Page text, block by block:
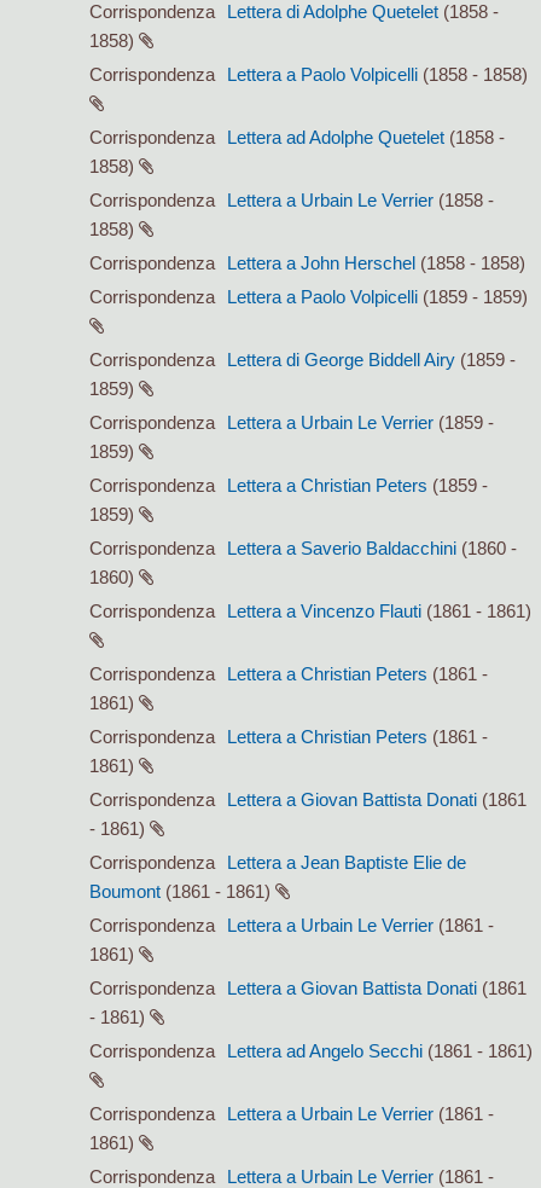
Corrispondenza
Lettera di Adolphe Quetelet (1858 -
1858)
Corrispondenza
Lettera a Paolo Volpicelli (1858 - 1858)
Corrispondenza Lettera ad Adolphe Quetelet (1858 -
1858)
Corrispondenza
Lettera a Urbain Le Verrier (1858 -
1858)
Corrispondenza
Lettera a John Herschel (1858 - 1858)
Corrispondenza
Lettera a Paolo Volpicelli (1859 - 1859)
Corrispondenza Lettera di George Biddell Airy (1859 -
1859)
Corrispondenza
Lettera a Urbain Le Verrier (1859 -
1859)
Corrispondenza
Lettera a Christian Peters (1859 -
1859)
Corrispondenza
Lettera a Saverio Baldacchini (1860 -
1860)
Corrispondenza
Lettera a Vincenzo Flauti (1861 - 1861)
Corrispondenza Lettera a Christian Peters (1861 -
1861)
Corrispondenza
Lettera a Christian Peters (1861 -
1861)
Corrispondenza
Lettera a Giovan Battista Donati (1861
- 1861)
Corrispondenza
Lettera a Jean Baptiste Elie de
Boumont (1861 - 1861)
Corrispondenza
Lettera a Urbain Le Verrier (1861 -
1861)
Corrispondenza
Lettera a Giovan Battista Donati (1861
- 1861)
Corrispondenza
Lettera ad Angelo Secchi (1861 - 1861)
Corrispondenza Lettera a Urbain Le Verrier (1861 -
1861)
Corrispondenza
Lettera a Urbain Le Verrier (1861 -